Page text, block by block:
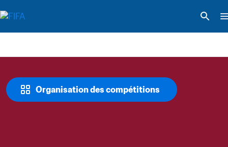
Organisation des compétitions